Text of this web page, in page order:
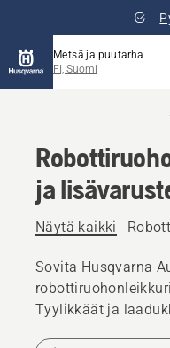
Metsä ja puutarha
FI, Suomi
ja
Näytä kaikki
Sovita Husqvarna
Tyylikkäät ja